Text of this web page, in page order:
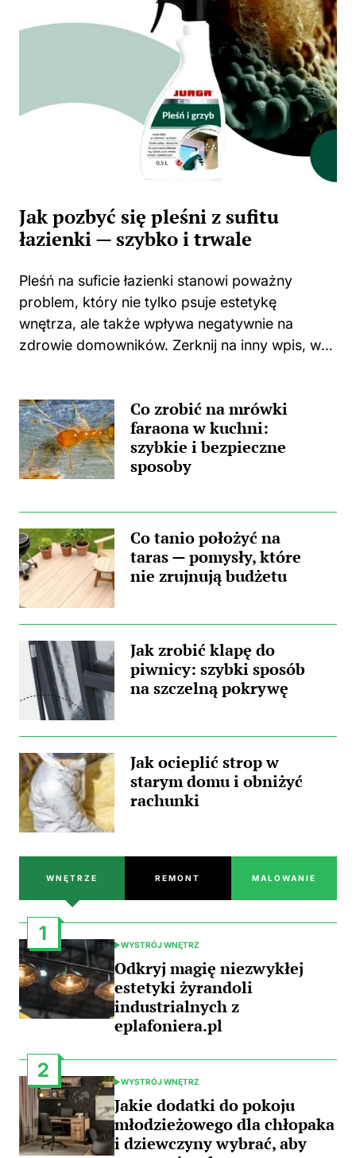
Jak pozbyć się pleśni z sufitu
łazienki — szybko i trwale
Pleśń na suficie łazienki stanowi poważny
problem, który nie tylko psuje estetykę
wnętrza, ale także wpływa negatywnie na
zdrowie domowników. Zerknij na inny wpis, w
nieprzyjemna towarzyszka? Główną
przyczyną...
Co zrobić na mrówki
faraona w kuchni:
szybkie i bezpieczne
sposoby
Co tanio położyć na
taras — pomysły, które
nie zrujnują budżetu
Jak zrobić klapę do
piwnicy: szybki sposób
na szczelną pokrywę
Jak ocieplić strop w
starym domu i obniżyć
rachunki
WNĘTRZE REMONT MALOWANIE
1
POSTED
IN
WYSTRÓJ WNĘTRZ
Odkryj magię niezwykłej
estetyki żyrandoli
industrialnych z
eplafoniera.pl
2
POSTED
IN
WYSTRÓJ WNĘTRZ
Jakie dodatki do pokoju
młodzieżowego dla chłopaka
i dziewczyny wybrać, aby